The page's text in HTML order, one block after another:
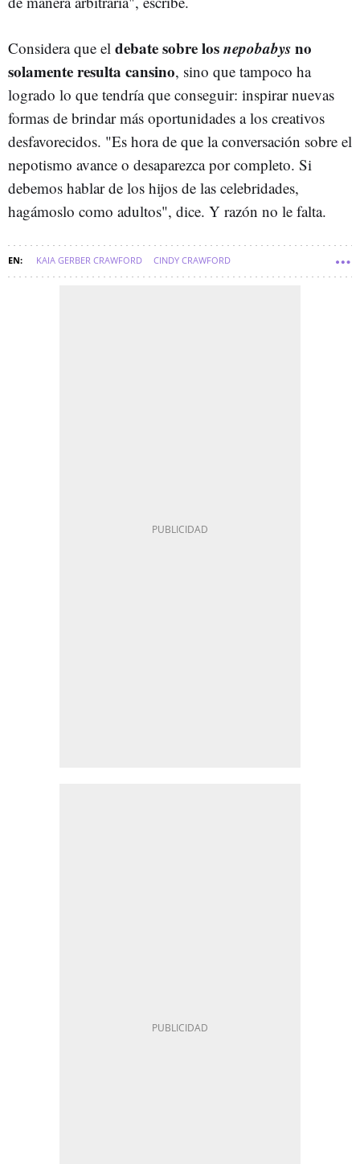
Considera que el debate sobre losnepobabysno
solamente resulta cansino, sino que tampoco ha
logrado lo que tendría que conseguir: inspirar nuevas
formas de brindar más oportunidades a los creativos
desfavorecidos. "Es hora de que la conversación sobre el
nepotismo avance o desaparezca por completo. Si
debemos hablar de los hijos de las celebridades,
hagámoslo como adultos", dice. Y razón no le falta.
KAIA GERBER CRAWFORD CINDY CRAWFORD